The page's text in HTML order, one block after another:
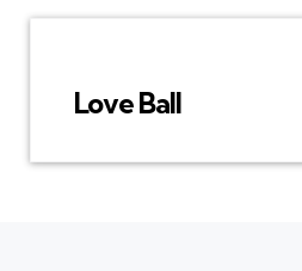
Love Ball